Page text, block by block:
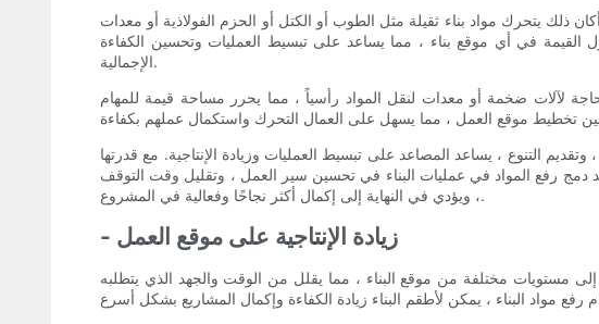
ذلك يتحرك مواد بناء ثقيلة مثل الطوب أو الكتل أو الحزم الفولاذية أو معدات
القيمة في أي موقع بناء ، مما يساعد على تبسيط العمليات وتحسين الكفاءة
الإجمالية.
لآلات ضخمة أو معدات لنقل المواد رأسياً ، مما يحرر مساحة قيمة للمهام
التنوع ، يساعد المصاعد على تبسيط العمليات وزيادة الإنتاجية. مع قدرتها
رفع المواد في عمليات البناء في تحسين سير العمل ، وتقليل وقت التوقف
، ويؤدي في النهاية إلى إكمال أكثر نجاحًا وفعالية في المشروع.
- زيادة الإنتاجية على موقع العمل
إلى مستويات مختلفة من موقع البناء ، مما يقلل من الوقت والجهد الذي يتطلبه